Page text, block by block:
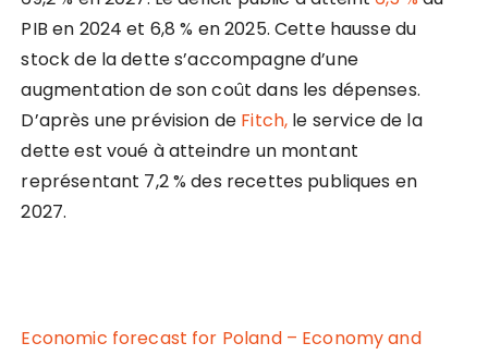
PIB en 2024 et 6,8 % en 2025. Cette hausse du
stock de la dette s’accompagne d’une
augmentation de son coût dans les dépenses.
D’après une prévision de Fitch, le service de la
dette est voué à atteindre un montant
représentant 7,2 % des recettes publiques en
2027.
Economic forecast for Poland – Economy and